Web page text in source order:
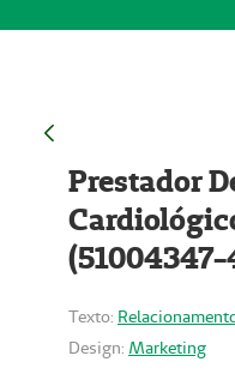
Prestador
(51004347-
Texto:
Design: Marketing